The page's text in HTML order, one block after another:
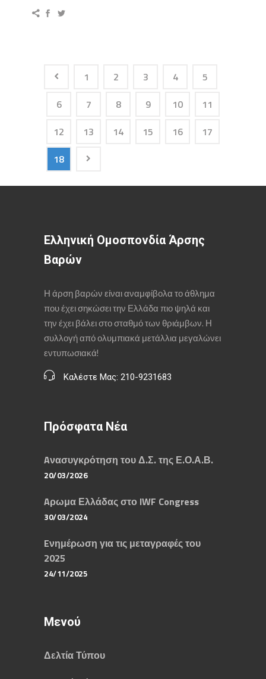
1 2 3 4
5
6
7 8 9 10
11
12
13 14 15 16
17
18
Ελληνική Ομοσπονδία Άρσης
Βαρών
Η άρση βαρών είναι αναμφίβολα το άθλημα
που έχει σηκώσει την Ελλάδα πιο ψηλά και
την έχει βάλει στο σταθμό των θριάμβων. Η
συλλογή από ολυμπιακά μετάλλια μεγαλώνει
εντυπωσιακά!
Καλέστε Μας: 210-9231683
Πρόσφατα Νέα
Aνασυγκρότηση του Δ.Σ. της Ε.Ο.Α.Β.
20/03/2026
Aρωμα Ελλάδας στο IWF Congress
30/03/2024
Eνημέρωση για τις μεταγραφές του
2025
24/11/2025
Μενού
Δελτία Τύπου